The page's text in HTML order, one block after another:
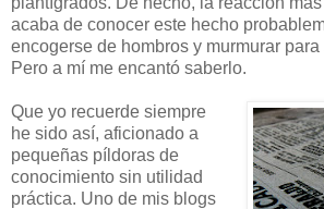
acaba de conocer este hecho
encogerse de hombros y murmurar
Pero a mí me encantó saberlo.
Que yo recuerde siempre
he sido así, aficionado a
pequeñas píldoras de
conocimiento sin utilidad
práctica. Uno de mis blogs